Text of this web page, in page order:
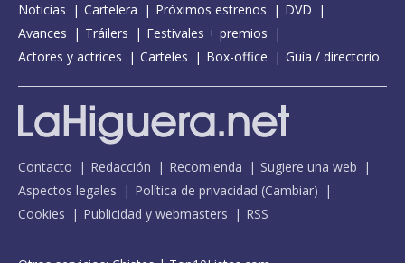
Noticias Cartelera Próximos estrenos
DVD
Avances
Tráilers
Festivales + premios
Actores y actrices
Carteles Box-office Guía / directorio
Contacto Redacción Recomienda
Sugiere una web
Aspectos legales
Política de privacidad (Cambiar)
Cookies
Publicidad y webmasters RSS